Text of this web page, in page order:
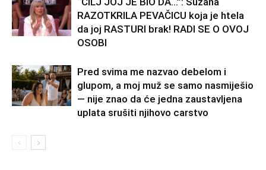
RAZOTKRILA PEVAČICU koja je htela
da joj RASTURI brak! RADI SE O OVOJ
OSOBI
Pred svima me nazvao debelom i
glupom, a moj muž se samo nasmiješio
— nije znao da će jedna zaustavljena
uplata srušiti njihovo carstvo